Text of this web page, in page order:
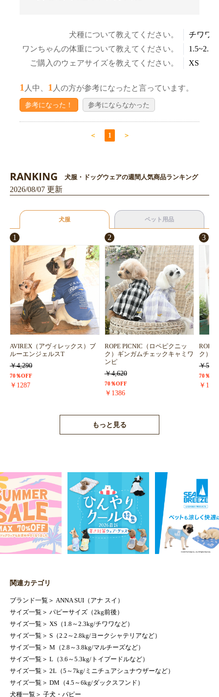
犬種について教えてください。
チワワ
ワンちゃんの体重について教えてください。
ご購入のウェアサイズを教えてください。
XS
1 人中、 1 人の方が参考になったと言っています。
参考になった！ 参考にならなかった
＜ 1 ＞
RANKING 犬服・ドッグウェアの週間人気商品ランキング
2026/08/07 更新
犬服 ペット用品
1
AVIREX（アヴィレックス）ブ
ルーエンジェルスT
￥4,290
70％OFF
￥1287
2
ROPE PICNIC（ロペピクニッ
ク）ギンガムチェックキャミワ
ンピ
￥4,620
70％OFF
￥1386
3
ROPE
ク）
￥
70％
￥
もっと見る
関連カテゴリ
ブランド一覧 ＞ ANNA SUI（アナ スイ）
サイズ一覧 ＞ パピーサイズ（2kg前後）
サイズ一覧 ＞ XS（1.8～2.3kg/チワワなど）
サイズ一覧 ＞ S（2.2～2.8kg/ヨークシャテリアなど）
サイズ一覧 ＞ M（2.8～3.8kg/マルチーズなど）
サイズ一覧 ＞ L（3.6～5.3kg/トイプードルなど）
サイズ一覧 ＞ 2L（5～7kg/ミニチュアシュナウザーなど）
サイズ一覧 ＞ DM（4.5～6kg/ダックスフンド）
犬種一覧 ＞ 子犬・パピー